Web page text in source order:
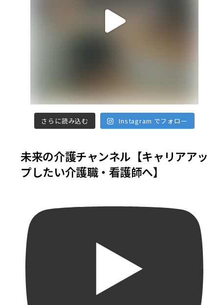
さらに読み込む Instagram でフォロー
未来の介護チャンネル【キャリアアッ
プしたい介護職・看護師へ】